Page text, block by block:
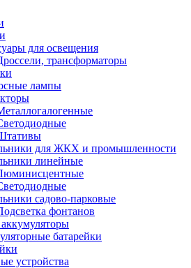
для освещения
трансформаторы
лампы
для ЖКХ и промышленности
линейные
садово-парковые
фонтанов
батарейки
устройства